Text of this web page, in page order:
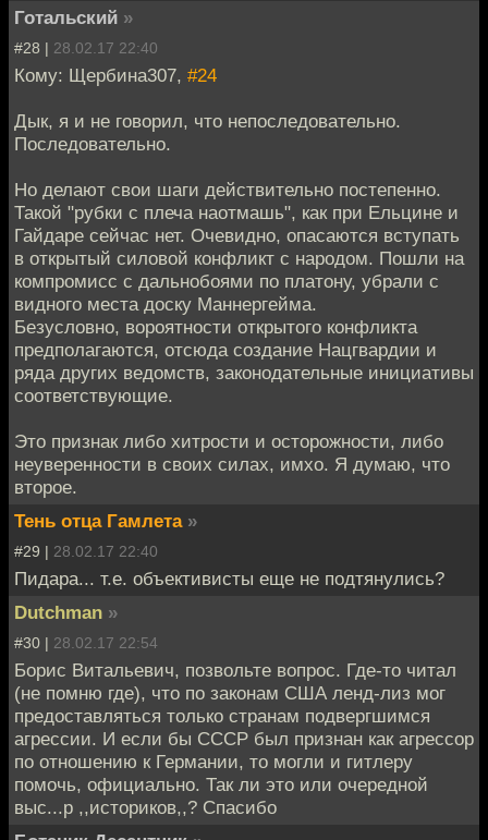
Готальский »
#28 | 28.02.17 22:40
Кому: Щербина307, #24
Дык, я и не говорил, что непоследовательно.
Последовательно.
Но делают свои шаги действительно постепенно.
Такой "рубки с плеча наотмашь", как при Ельцине и
Гайдаре сейчас нет. Очевидно, опасаются вступать
в открытый силовой конфликт с народом. Пошли на
компромисс с дальнобоями по платону, убрали с
видного места доску Маннергейма.
Безусловно, вороятности открытого конфликта
предполагаются, отсюда создание Нацгвардии и
ряда других ведомств, законодательные инициативы
соответствующие.
Это признак либо хитрости и осторожности, либо
неуверенности в своих силах, имхо. Я думаю, что
второе.
Тень отца Гамлета »
#29 | 28.02.17 22:40
Пидара... т.е. объективисты еще не подтянулись?
Dutchman »
#30 | 28.02.17 22:54
Борис Витальевич, позвольте вопрос. Где-то читал
(не помню где), что по законам США ленд-лиз мог
предоставляться только странам подвергшимся
агрессии. И если бы СССР был признан как агрессор
по отношению к Германии, то могли и гитлеру
помочь, официально. Так ли это или очередной
выс...р ,,историков,,? Спасибо